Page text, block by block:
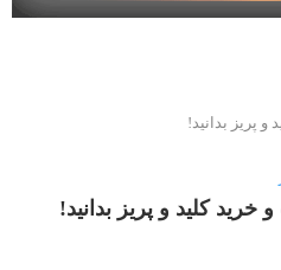
و پریز بدانید!
خرید کلید و پریز بدانید!